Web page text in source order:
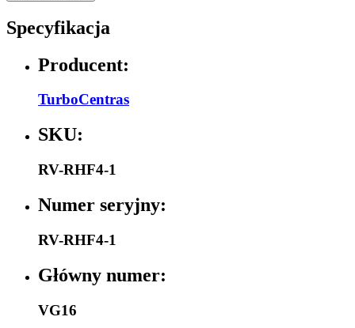
Specyfikacja
Producent:
TurboCentras
SKU:
RV-RHF4-1
Numer seryjny:
RV-RHF4-1
Główny numer:
VG16